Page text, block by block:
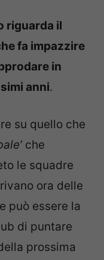
riguarda il
fa impazzire
in
anni.
su quello che
che
le squadre
ora delle
può essere la
di puntare
prossima